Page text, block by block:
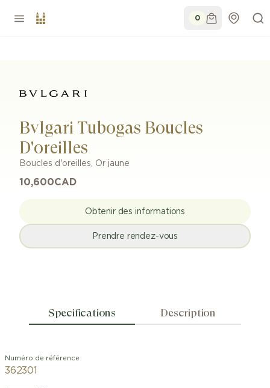
0
Bvlgari Tubogas Boucles
D'oreilles
Boucles d'oreilles, Or jaune
10,600CAD
Obtenir des informations
Prendre rendez-vous
Specifications Description
Numéro de référence
362301